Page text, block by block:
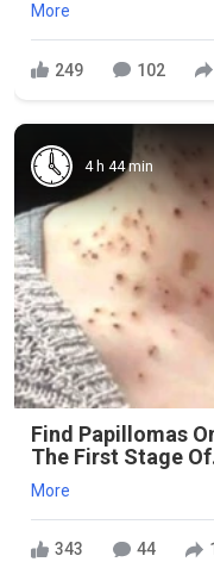
More
249 102
4 h 44 min
Find Papillomas
The First Stage
More
343 44